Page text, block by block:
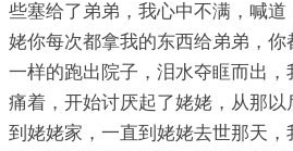
些塞给了弟弟，我心中不满，喊道
姥你每次都拿我的东西给弟弟，你
一样的跑出院子，泪水夺眶而出
痛着，开始讨厌起了姥姥，从那以
到姥姥家，一直到姥姥去世那天